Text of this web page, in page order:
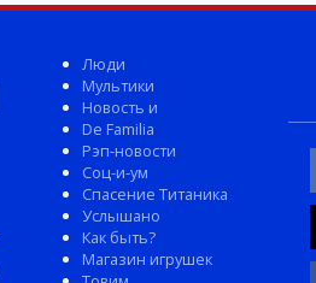
Люди
Мультики
Новость и
De Familia
Рэп-новости
Соц-и-ум
Спасение Титаника
Услышано
Как быть?
Магазин игрушек